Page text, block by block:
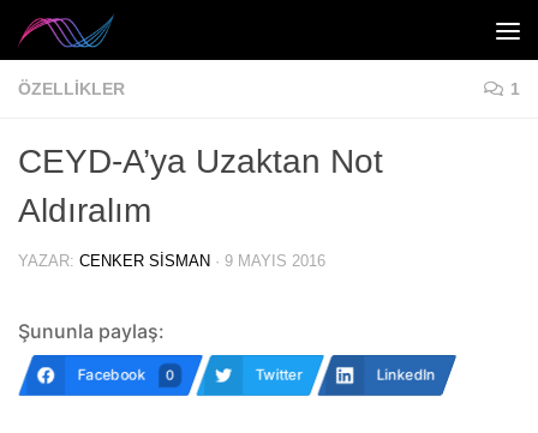
Skip to content
ÖZELLIKLER 1
CEYD-A’ya Uzaktan Not
Aldıralım
YAZAR: CENKER SISMAN · 9 MAYIS 2016
Şununla paylaş:
Facebook 0 Twitter LinkedIn